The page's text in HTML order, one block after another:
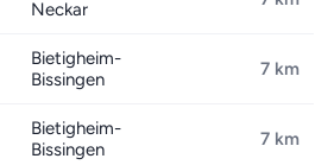
Neckar
Bietigheim-
Bissingen
7 km
Bietigheim-
Bissingen
7 km